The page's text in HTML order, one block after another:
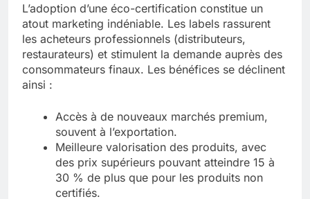
L’adoption d’une éco-certification constitue un
atout marketing indéniable. Les labels rassurent
les acheteurs professionnels (distributeurs,
restaurateurs) et stimulent la demande auprès des
consommateurs finaux. Les bénéfices se déclinent
ainsi :
Accès à de nouveaux marchés premium,
souvent à l’exportation.
Meilleure valorisation des produits, avec
des prix supérieurs pouvant atteindre 15 à
30 % de plus que pour les produits non
certifiés.